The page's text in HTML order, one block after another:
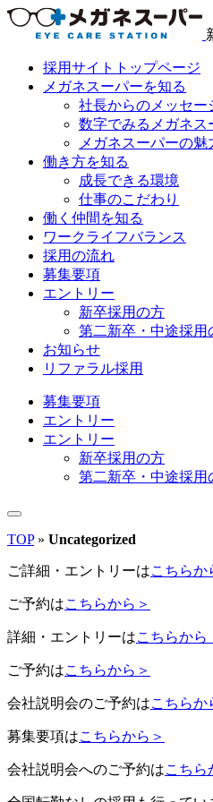
採用サイトトップページ
メガネスーパーを知る
社長からのメッセー
数字でみるメガネス
メガネスーパーの魅
働き方を知る
成長できる環境
仕事のこだわり
働く仲間を知る
ワークライフバランス
採用の流れ
募集要項
エントリー
新卒採用の方
第二新卒・中途採用
お知らせ
リファラル採用
募集要項
エントリー
エントリー
新卒採用の方
第二新卒・中途採用
TOP» Uncategorized
ご詳細・エントリーはこちらか
ご予約はこちらから＞
詳細・エントリーはこちらから
ご予約はこちらから＞
会社説明会のご予約はこちらか
募集要項はこちらから＞
会社説明会へのご予約はこちら